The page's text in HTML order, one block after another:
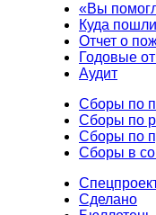
«Вы
Куда
Отчет о
Годовые
Аудит
Сборы по
Сборы по
Сборы по
Сборы в
Сделано